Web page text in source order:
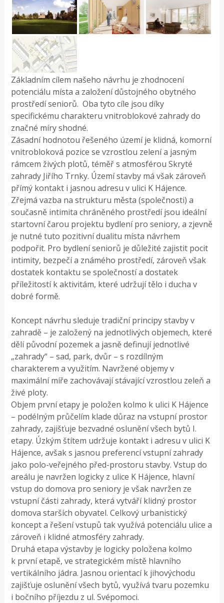
Základním cílem našeho návrhu je zhodnocení
potenciálu místa a založení důstojného obytného
prostředí seniorů. Oba tyto cíle jsou díky
specifickému charakteru vnitroblokové zahrady do
značné míry shodné.
Zásadní hodnotou řešeného území je klidná, komorní
vnitrobloková pozice se vzrostlou zelení a jasným
rámcem živých plotů, téměř s atmosférou Skryté
zahrady Jiřího Trnky. Území stavby má však zároveň
přímý kontakt i jasnou adresu v ulici K Hájence.
Zřejmá vazba na strukturu města (společnosti) a
současně intimita chráněného prostředí jsou ideální
startovní čarou projektu bydlení pro seniory, a zjevně
je nutné tuto pozitivní dualitu místa návrhem
podpořit. Pro bydlení seniorů je důležité zajistit pocit
intimity, bezpečí a známého prostředí, zároveň však
dostatek kontaktu se společností a dostatek
příležitostí k aktivitám, které udržují tělo i ducha v
dobré formě.
Koncept návrhu sleduje tradiční principy stavby v
zahradě – je založený na jednotlivých objemech, které
dělí původní pozemek a jasně definují jednotlivé
„zahrady“ – sad, park, dvůr – s rozdílným
charakterem a využitím. Navržené objemy v
maximální míře zachovávají stávající vzrostlou zeleň a
živé ploty.
Objem první etapy je položen kolmo k ulici K Hájence
– podélným průčelím klade důraz na vstupní prostor
zahrady, zajišťuje bezvadné oslunění všech bytů I.
etapy. Úzkým štítem udržuje kontakt i adresu v ulici K
Hájence, avšak s jasnou preferencí vstupní zahrady
jako polo-veřejného před-prostoru stavby. Vstup do
areálu je navržen logicky z ulice K Hájence, hlavní
vstup do domova pro seniory je však navržen ze
vstupní části zahrady, která vytváří klidný prostor
domova starších obyvatel. Celkový urbanistický
koncept a řešení vstupů tak využívá potenciálu ulice a
zároveň i klidné atmosféry zahrady.
Druhá etapa výstavby je logicky položena kolmo
k první etapě, ve strategickém místě hlavního
vertikálního jádra. Jasnou orientací k jihovýchodu
zajišťuje oslunění všech bytů, využívá tvaru pozemku
i bočního příjezdu z ul. Svépomoci.